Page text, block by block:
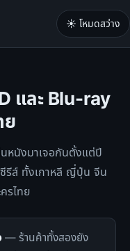
☀️ โหมดสว่าง
และ Blu-ray
ย
หนังมาเจอกันตั้งแต่ปี
รีส์ ทั้งเกาหลี ญี่ปุ่น จีน
รไทย
— ร้านค้าทั้งสองยัง